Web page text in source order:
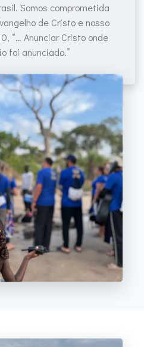
Somos comprometida
de Cristo e nosso
“… Anunciar Cristo onde
foi anunciado.”